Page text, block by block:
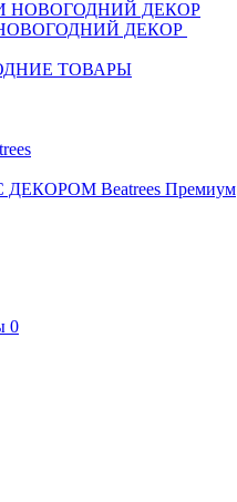
ДЕКОР
ТОВАРЫ
Beatrees Премиум
0